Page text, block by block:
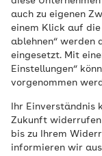
auch zu eigenen
einem Klick auf
ablehnen“ werden
eingesetzt. Mit
Einstellungen“
vorgenommen
Ihr
Zukunft
bis zu Ihrem
informieren wir